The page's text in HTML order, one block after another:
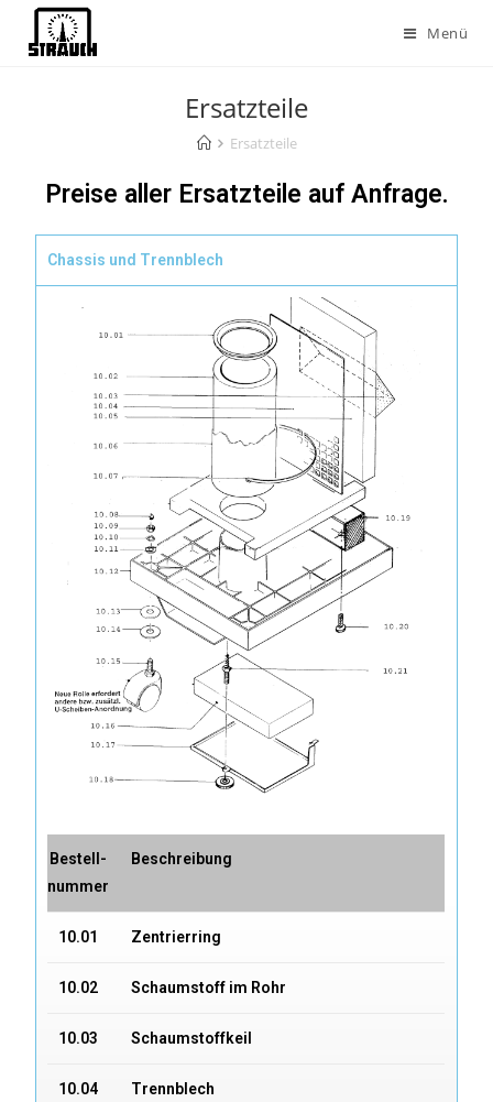
Menü
Ersatzteile
Ersatzteile
Preise aller Ersatzteile auf Anfrage.
Chassis und Trennblech
Bestell-
nummer
Beschreibung
10.01 Zentrierring
10.02 Schaumstoff im Rohr
10.03 Schaumstoffkeil
10.04 Trennblech